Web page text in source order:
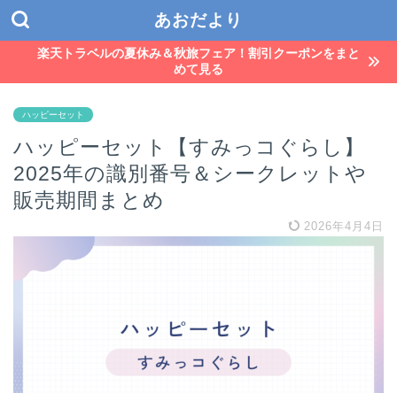
あおだより
楽天トラベルの夏休み＆秋旅フェア！割引クーポンをまと
めて見る
ハッピーセット
ハッピーセット【すみっコぐらし】
2025年の識別番号＆シークレットや
販売期間まとめ
2026年4月4日